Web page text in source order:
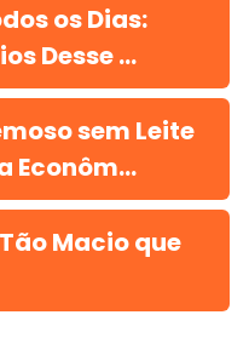
os Dias:
Desse ...
sem Leite
Econôm...
Macio que